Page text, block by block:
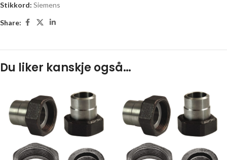
Stikkord: Siemens
Share:
Du liker kanskje også…